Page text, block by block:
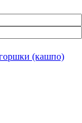
(кашпо)